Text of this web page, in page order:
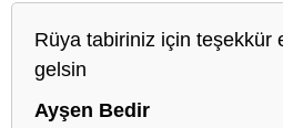
Rüya tabiriniz için teşekkür
gelsin
Ayşen Bedir